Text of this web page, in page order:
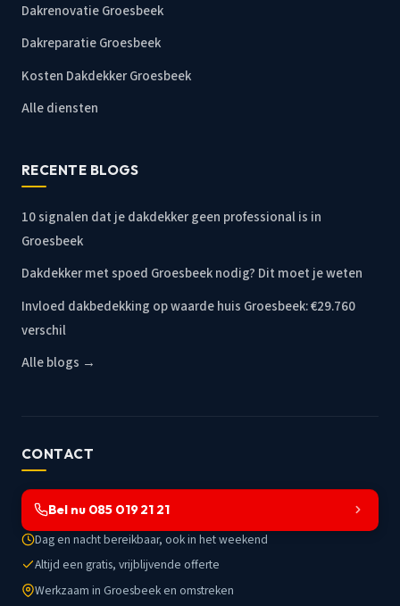
Dakrenovatie Groesbeek
Dakreparatie Groesbeek
Kosten Dakdekker Groesbeek
Alle diensten
RECENTE BLOGS
10 signalen dat je dakdekker geen professional is in
Groesbeek
Dakdekker met spoed Groesbeek nodig? Dit moet je weten
Invloed dakbedekking op waarde huis Groesbeek: €29.760
verschil
Alle blogs →
CONTACT
Bel nu 085 019 21 21
Dag en nacht bereikbaar, ook in het weekend
Altijd een gratis, vrijblijvende offerte
Werkzaam in Groesbeek en omstreken